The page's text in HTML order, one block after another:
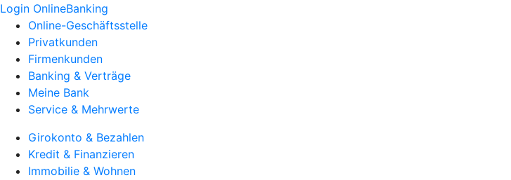
Login OnlineBanking
Online-Geschäftsstelle
Privatkunden
Firmenkunden
Banking & Verträge
Meine Bank
Service & Mehrwerte
Girokonto & Bezahlen
Kredit & Finanzieren
Immobilie & Wohnen